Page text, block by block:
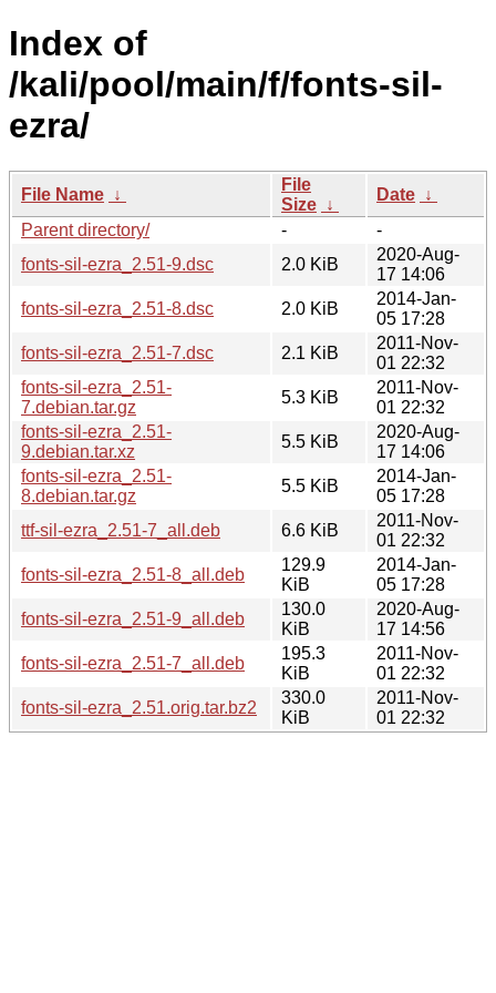
Index of
/kali/pool/main/f/fonts-sil-
ezra/
File Name ↓
File
Size ↓
Date ↓
Parent directory/
-
-
fonts-sil-ezra_2.51-9.dsc
2.0 KiB
2020-Aug-
17 14:06
fonts-sil-ezra_2.51-8.dsc
2.0 KiB
2014-Jan-
05 17:28
fonts-sil-ezra_2.51-7.dsc
2.1 KiB
2011-Nov-
01 22:32
fonts-sil-ezra_2.51-
7.debian.tar.gz
5.3 KiB
2011-Nov-
01 22:32
fonts-sil-ezra_2.51-
9.debian.tar.xz
5.5 KiB
2020-Aug-
17 14:06
fonts-sil-ezra_2.51-
8.debian.tar.gz
5.5 KiB
2014-Jan-
05 17:28
ttf-sil-ezra_2.51-7_all.deb
6.6 KiB
2011-Nov-
01 22:32
fonts-sil-ezra_2.51-8_all.deb
129.9
KiB
2014-Jan-
05 17:28
fonts-sil-ezra_2.51-9_all.deb
130.0
KiB
2020-Aug-
17 14:56
fonts-sil-ezra_2.51-7_all.deb
195.3
KiB
2011-Nov-
01 22:32
fonts-sil-ezra_2.51.orig.tar.bz2
330.0
KiB
2011-Nov-
01 22:32